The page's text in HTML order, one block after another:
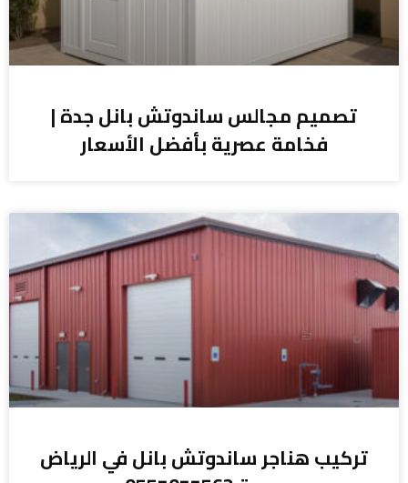
تصميم مجالس ساندوتش بانل جدة |
فخامة عصرية بأفضل الأسعار
تركيب هناجر ساندوتش بانل في الرياض